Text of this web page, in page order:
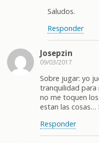
Saludos.
Responder
Josepzin
09/03/2017
Sobre jugar: yo
tranquilidad para
no me toquen
estan las cosas…
Responder